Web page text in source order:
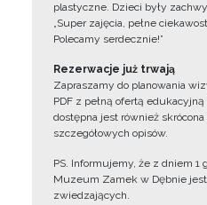
plastyczne. Dzieci były
„Super zajęcia, pełne
Polecamy serdecznie!”
Rezerwacje już trwają
Zapraszamy do planowania
PDF z pełną ofertą
dostępna jest również
szczegółowych opisów.
PS. Informujemy, że z dniem 1
Muzeum Zamek w Dębnie
zwiedzających.